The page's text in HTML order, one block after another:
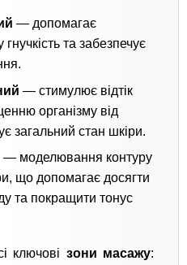
— допомагає
та забезпечує
— стимулює відтік
організму від
загальний стан шкіри.
— моделювання контуру
що допомагає досягти
та покращити тонус
ключові зони масажу: